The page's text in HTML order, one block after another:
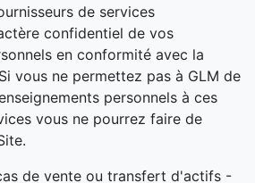
de services
confidentiel de vos
en conformité avec la
vous ne permettez pas à GLM de
personnels à ces
vous ne pourrez faire de
de vente ou transfert d'actifs -